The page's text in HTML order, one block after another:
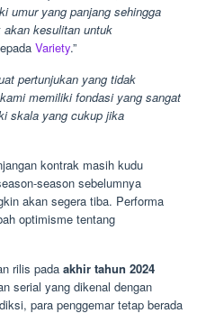
umur yang panjang sehingga
kesulitan untuk
Variety.”
pertunjukan yang tidak
memiliki fondasi yang sangat
skala yang cukup jika
kontrak masih kudu
season sebelumnya
akan segera tiba. Performa
optimisme tentang
rilis pada akhir tahun 2024
serial yang dikenal dengan
para penggemar tetap berada